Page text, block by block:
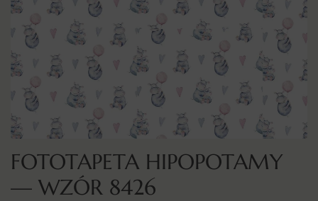
FOTOTAPETA HIPOPOTAMY
— WZÓR 8426